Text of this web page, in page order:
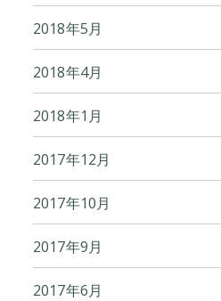
2018年5月
2018年4月
2018年1月
2017年12月
2017年10月
2017年9月
2017年6月